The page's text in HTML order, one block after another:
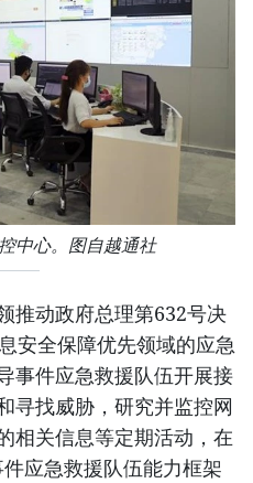
中心。图自越通社
推动政府总理第632号决
安全保障优先领域的应急
事件应急救援队伍开展接
寻找威胁，研究并监控网
相关信息等定期活动，在
应急救援队伍能力框架